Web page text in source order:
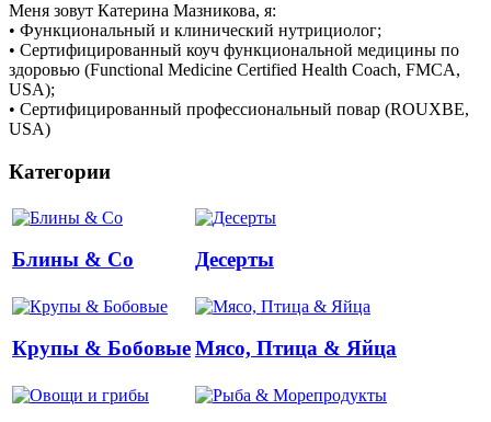
Меня зовут Катерина Мазникова, я:
• Функциональный и клинический нутрициолог;
• Сертифицированный коуч функциональной медицины по
здоровью (Functional Medicine Certified Health Coach, FMCA,
USA);
• Сертифицированный профессиональный повар (ROUXBE,
USA)
Категории
Блины & Co Десерты
Крупы & БобовыеМясо, Птица & Яйца